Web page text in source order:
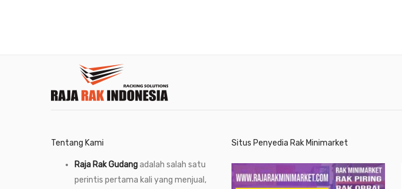
Tentang Kami
Raja Rak Gudangadalah salah satu
perintis pertama kali yang menjual,
Situs Penyedia Rak Minimarket